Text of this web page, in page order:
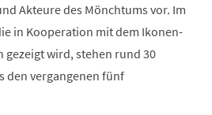
Akteure des Mönchtums vor. Im
in Kooperation mit dem Ikonen-
gezeigt wird, stehen rund 30
den vergangenen fünf